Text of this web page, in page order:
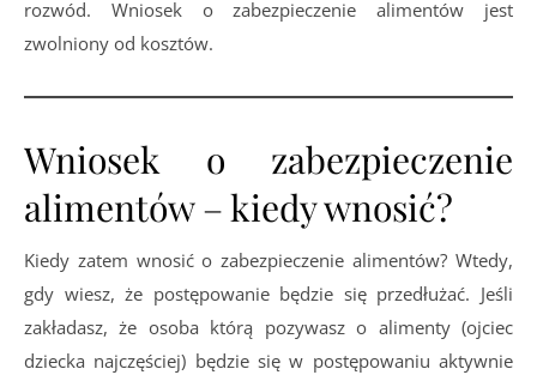
rozwód. Wniosek o zabezpieczenie alimentów jest
zwolniony od kosztów.
Wniosek o zabezpieczenie
alimentów – kiedy wnosić?
Kiedy zatem wnosić o zabezpieczenie alimentów? Wtedy,
gdy wiesz, że postępowanie będzie się przedłużać. Jeśli
zakładasz, że osoba którą pozywasz o alimenty (ojciec
dziecka najczęściej) będzie się w postępowaniu aktywnie